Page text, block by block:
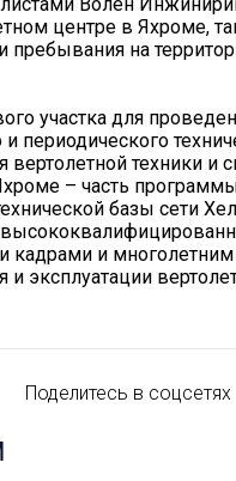
центре в Яхроме,
пребывания на
участка для
периодического
вертолетной техники и
– часть
базы сети
кадрами и
и эксплуатации
Поделитесь в соцсетях